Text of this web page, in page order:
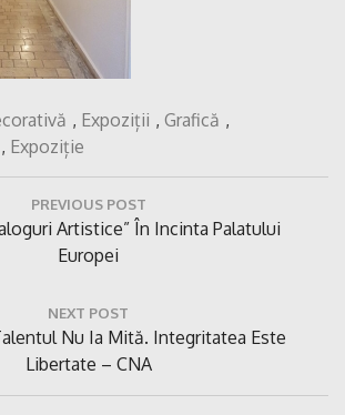
, Expoziții , Grafică ,
Expoziție
PREVIOUS POST
Artistice” În Incinta Palatului
Europei
NEXT POST
Nu Ia Mită. Integritatea Este
Libertate – CNA